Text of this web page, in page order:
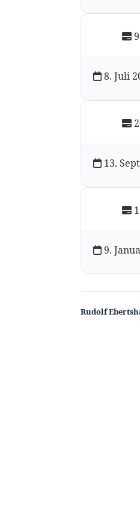
9.
13.
8. Juli
Rudolf